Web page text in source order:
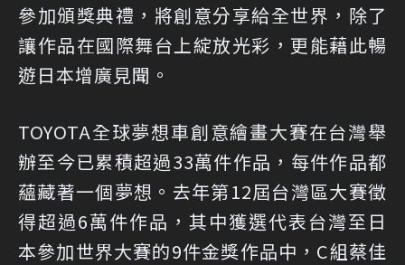
參加頒獎典禮，將創意分享給全世界，除了
讓作品在國際舞台上綻放光彩，更能藉此暢
遊日本增廣見聞。
TOYOTA全球夢想車創意繪畫大賽在台灣舉
辦至今已累積超過33萬件作品，每件作品都
蘊藏著一個夢想。去年第12屆台灣區大賽徵
得超過6萬件作品，其中獲選代表台灣至日
本參加世界大賽的9件金獎作品中，C組蔡佳